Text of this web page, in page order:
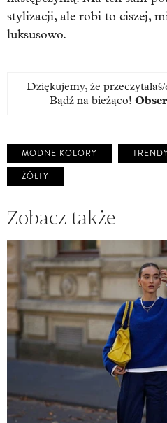
stylizacji, ale robi to ciszej,
luksusowo.
Dziękujemy, że
Bądź na bieżąco!
MODNE KOLORY
ŻÓŁTY
Zobacz także